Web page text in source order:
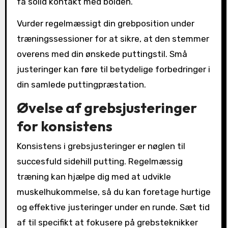
Vurder regelmæssigt din grebposition under
træningssessioner for at sikre, at den stemmer
overens med din ønskede puttingstil. Små
justeringer kan føre til betydelige forbedringer i
din samlede puttingpræstation.
Øvelse af grebsjusteringer
for konsistens
Konsistens i grebsjusteringer er nøglen til
succesfuld sidehill putting. Regelmæssig
træning kan hjælpe dig med at udvikle
muskelhukommelse, så du kan foretage hurtige
og effektive justeringer under en runde. Sæt tid
af til specifikt at fokusere på grebsteknikker